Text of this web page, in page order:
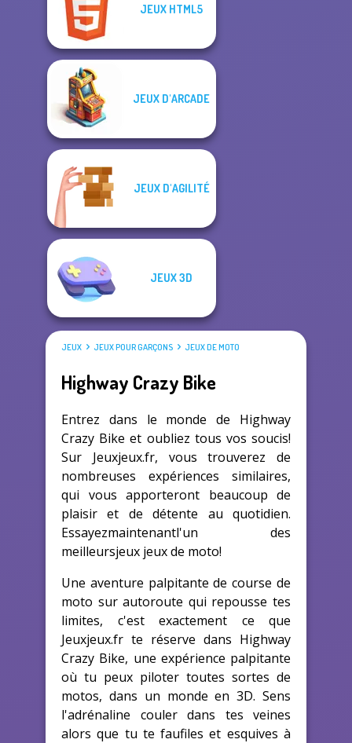
JEUX HTML5
JEUX D'ARCADE
JEUX D'AGILITÉ
JEUX 3D
JEUX JEUX POUR GARÇONS JEUX DE MOTO
Highway Crazy Bike
Entrez dans le monde de Highway
Crazy Bike et oubliez tous vos soucis!
Sur Jeuxjeux.fr, vous trouverez de
nombreuses expériences similaires,
qui vous apporteront beaucoup de
plaisir et de détente au quotidien.
Essayezmaintenantl'un des
meilleursjeux jeux de moto!
Une aventure palpitante de course de
moto sur autoroute qui repousse tes
limites, c'est exactement ce que
Jeuxjeux.fr te réserve dans Highway
Crazy Bike, une expérience palpitante
où tu peux piloter toutes sortes de
motos, dans un monde en 3D. Sens
l'adrénaline couler dans tes veines
alors que tu te faufiles et esquives à